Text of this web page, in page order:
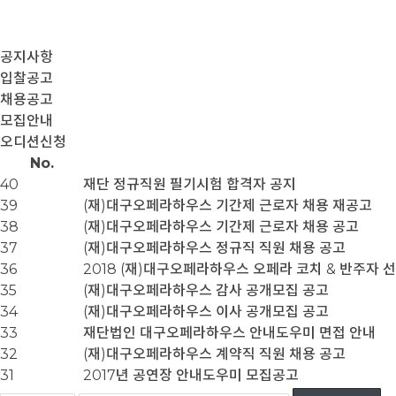
공지사항
입찰공고
채용공고
모집안내
오디션신청
No.
40
재단 정규직원 필기시험 합격자 공지
39
(재)대구오페라하우스 기간제 근로자 채용 재공고
38
(재)대구오페라하우스 기간제 근로자 채용 공고
37
(재)대구오페라하우스 정규직 직원 채용 공고
36
2018 (재)대구오페라하우스 오페라 코치 & 반주자
35
(재)대구오페라하우스 감사 공개모집 공고
34
(재)대구오페라하우스 이사 공개모집 공고
33
재단법인 대구오페라하우스 안내도우미 면접 안내
32
(재)대구오페라하우스 계약직 직원 채용 공고
31
2017년 공연장 안내도우미 모집공고